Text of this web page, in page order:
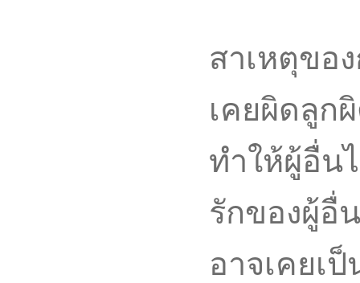
สาเหตุขอ
เคยผิดลูก
ทำให้ผู้อื่น
รักของผู้อื่
อาจเคยเ